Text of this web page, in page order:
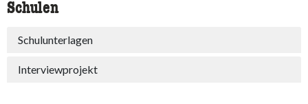
Schulen
Schulunterlagen
Interviewprojekt